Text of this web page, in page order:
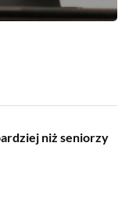
niż seniorzy